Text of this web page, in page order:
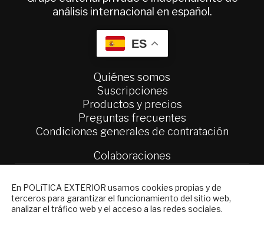
análisis internacional en español.
ES
Quiénes somos
Suscripciones
Productos y precios
Preguntas frecuentes
Condiciones generales de contratación
Colaboraciones
Política Exterior
En POLíTICA EXTERIOR usamos cookies propias y de
terceros para garantizar el funcionamiento del sitio web,
analizar el tráfico web y el acceso a las redes sociales.
NEWSLETTER
Suscríbase a nuestro boletín electrónico y
reciba en su correo el mejor análisis